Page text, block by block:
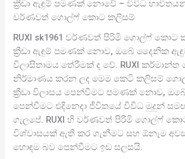
ක්‍රීඩා ඇඳුම් පමණක් නොවේ – විවිධ භාවිතයන්
වර්ණවත් ගොල්ෆ් කොට කලිසම්
RUXI sk1961 වර්ණවත් පිරිමි ගොල්ෆ් කොට
ක්‍රීඩා ඇඳුම් පමණක් නොව, ඔබේ දෛනික
විලාසිතාමය තේරීමක් ද වේ. RUXI කර්මාන්ත
නිර්මාණය කරන ලද මෙම කෙටි කලිසම්
ක්‍රීඩා විලාසය පෙන්වීමට පමණක් නොව,
පෙන්වීමට එදිනෙදා ජීවිතයේ විවිධ මුදුන්
ගැලපේ. RUXI හි වර්ණවත් පිරිමි ගොල්ෆ්
විශ්වාසයක් ඇති කර ගැනීමට සහ ඕනෑම
හොඳම බව පෙන්වීමට ඉඩ සලසයි.